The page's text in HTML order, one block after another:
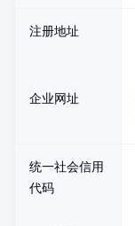
注册地址
企业网址
统一社会信用
代码